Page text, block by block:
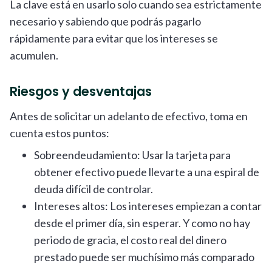
La clave está en usarlo solo cuando sea estrictamente
necesario y sabiendo que podrás pagarlo
rápidamente para evitar que los intereses se
acumulen.
Riesgos y desventajas
Antes de solicitar un adelanto de efectivo, toma en
cuenta estos puntos:
Sobreendeudamiento: Usar la tarjeta para
obtener efectivo puede llevarte a una espiral de
deuda difícil de controlar.
Intereses altos: Los intereses empiezan a contar
desde el primer día, sin esperar. Y como no hay
periodo de gracia, el costo real del dinero
prestado puede ser muchísimo más comparado